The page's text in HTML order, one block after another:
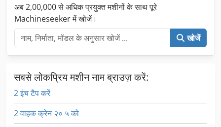
अब 2,00,000 से अधिक प्रयुक्त मशीनों के साथ पूरे
Machineseeker में खोजें।
खोजें
सबसे लोकप्रिय मशीन नाम ब्राउज़ करें:
2 इंच टैप करें
2 वाहक क्रेन २० ५ को